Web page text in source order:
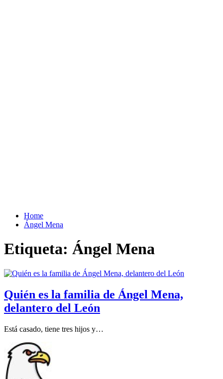
Home
Ángel Mena
Etiqueta: Ángel Mena
Quién es la familia de Ángel Mena,
delantero del León
Está casado, tiene tres hijos y…